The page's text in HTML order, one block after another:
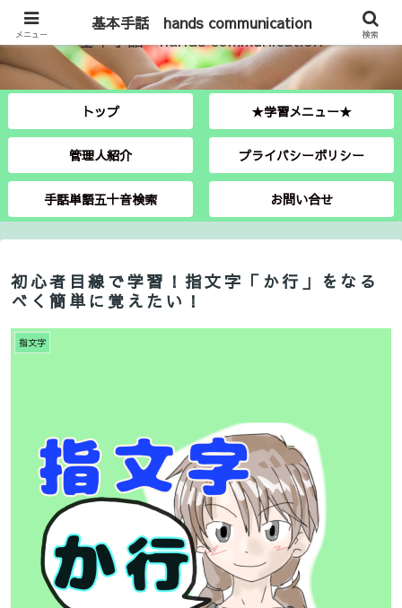
基本手話 hands communication
トップ ★学習メニュー★
管理人紹介 プライバシーポリシー
手話単語五十音検索 お問い合せ
初心者目線で学習！指文字「か行」をなる
べく簡単に覚えたい！
指文字
メニュー
基本手話 hands communication
検索